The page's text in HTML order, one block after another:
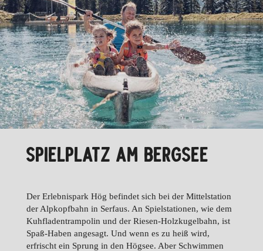
SPIELPLATZ AM BERGSEE
Der Erlebnispark Hög befindet sich bei der Mittelstation
der Alpkopfbahn in Serfaus. An Spielstationen, wie dem
Kuhfladentrampolin und der Riesen-Holzkugelbahn, ist
Spaß-Haben angesagt. Und wenn es zu heiß wird,
erfrischt ein Sprung in den Högsee. Aber Schwimmen